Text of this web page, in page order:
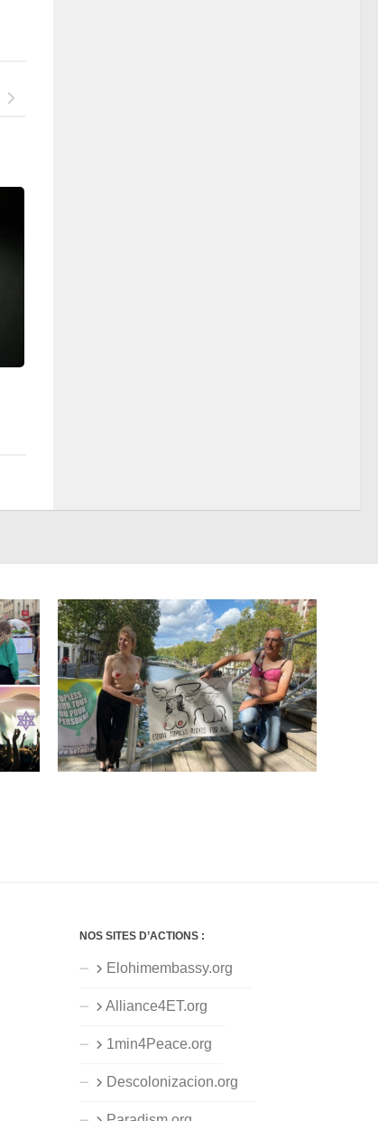
NOS SITES D’ACTIONS :
Elohimembassy.org
Alliance4ET.org
1min4Peace.org
Descolonizacion.org